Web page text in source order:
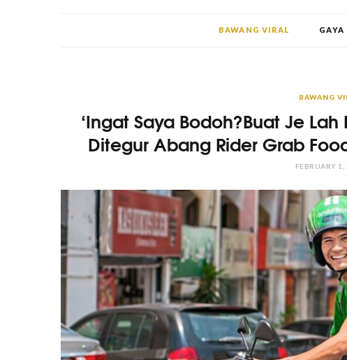
BAWANG VIRAL GAYA
BAWANG
‘Ingat Saya Bodoh?Buat Je
Ditegur Abang Rider Grab
FEBRUARY 1,